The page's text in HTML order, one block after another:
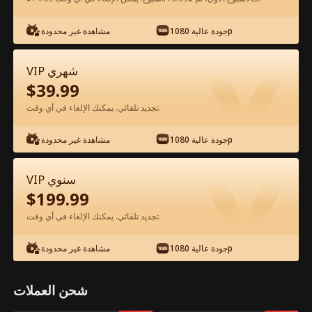
شاهد مجانًا في التطبيق
1-50 51-70
46 47 48 49
مشاهدة غير محدودة جودة عالية 1080p
VIP شهري
$39.99
تجديد تلقائي. يمكنك الإلغاء في أي وقت.
مشاهدة غير محدودة جودة عالية 1080p
VIP سنوي
$199.99
تجديد تلقائي. يمكنك الإلغاء في أي وقت.
مشاهدة غير محدودة جودة عالية 1080p
شحن العملات